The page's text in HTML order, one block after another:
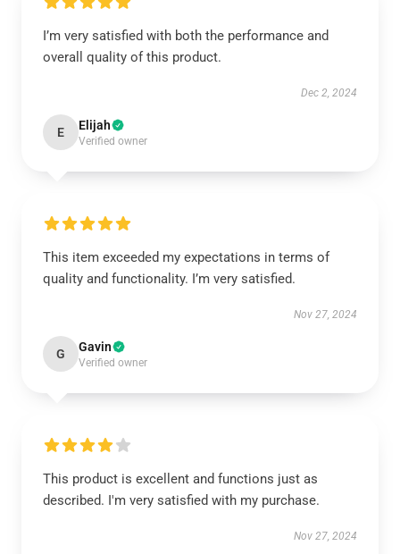
I’m very satisfied with both the performance and
overall quality of this product.
Dec 2, 2024
E Elijah
Verified owner
This item exceeded my expectations in terms of
quality and functionality. I’m very satisfied.
Nov 27, 2024
G Gavin
Verified owner
This product is excellent and functions just as
described. I'm very satisfied with my purchase.
Nov 27, 2024